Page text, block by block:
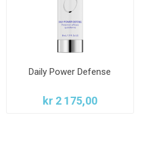
Daily Power Defense
kr 2 175,00